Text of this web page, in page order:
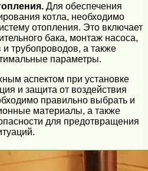
Для обеспечения
котла, необходимо
отопления. Это включает
бака, монтаж насоса,
трубопроводов, а также
параметры.
аспектом при установке
и защита от воздействия
правильно выбрать и
материалы, а также
для предотвращения